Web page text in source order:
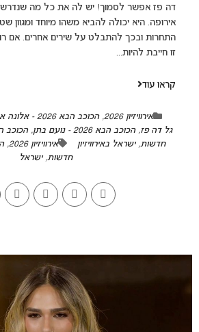
דה פז אפשר לסמוך! יש לה את כל מה
אירופה. היא יכולה להביא משהו מיוחד
התחרות ובכך להתבלט על שירים אחרים. אם
זו חייבת להיות...
קראו עוד
אירוויזיון 2026 ,הכוכב הבא 2026 - אלונה ארז
גל דה פז,הכוכב הבא 2026 - נועם בתן ,הכוכב הבא 2026 -
חדשות,ישראל באירוויזיון אירוויזיון 2026 ,
חדשות,ישראל